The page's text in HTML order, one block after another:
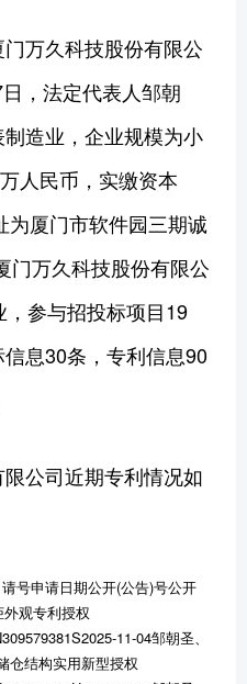
万久科技股份有限公
，法定代表人邹朝
造业，企业规模为小
人民币，实缴资本
为厦门市软件园三期诚
门万久科技股份有限公
参与招投标项目19
息30条，专利信息90
公司近期专利情况如
号申请日期公开(公告)号公开
观专利授权
11-04邹朝圣、
仓结构实用新型授权